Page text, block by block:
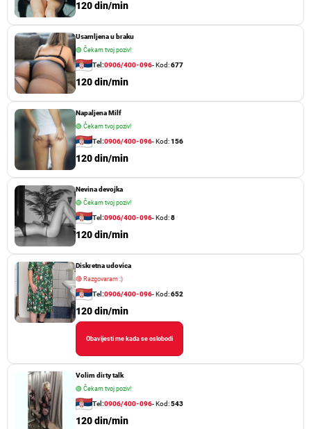
120 din/min
Usamljena u braku
🟢 Čekam tvoj poziv!
Tel:0906/400-096- Kod:677
120 din/min
Napaljena Milf
🟢 Čekam tvoj poziv!
Tel:0906/400-096- Kod:156
120 din/min
Nevina devojka
🟢 Čekam tvoj poziv!
Tel:0906/400-096- Kod:8
120 din/min
Diskretna udovica
🔴Razgovaram :)
Tel:0906/400-096- Kod:652
120 din/min
Obavijesti me kada se oslobodi
Volim dirty talk
🟢 Čekam tvoj poziv!
Tel:0906/400-096- Kod:543
120 din/min